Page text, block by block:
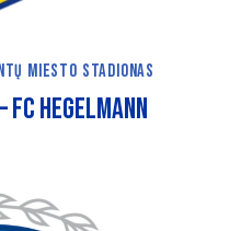
MIESTO STADIONAS
FC HEGELMANN